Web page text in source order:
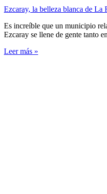
Ezcaray, la belleza blanca de La
Es increíble que un municipio
Ezcaray se llene de gente tanto
Leer más »